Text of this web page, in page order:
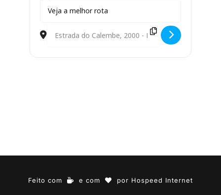
Destination Address - Ubu: O que é bom tem que
Feito com e com por Hospeed Internet